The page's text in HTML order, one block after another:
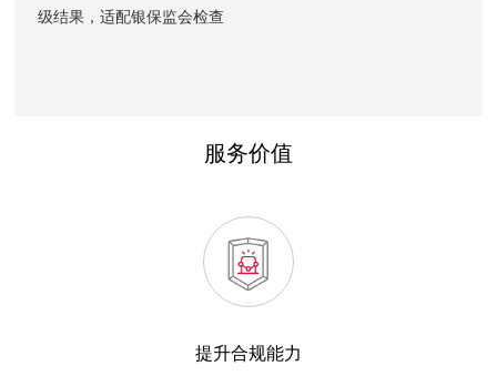
级结果，适配银保监会检查
服务价值
提升合规能力